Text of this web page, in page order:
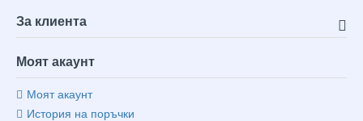
За клиента
Моят акаунт
Моят акаунт
История на поръчки